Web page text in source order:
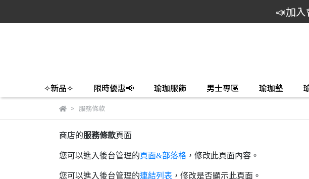
📣加
✧新品✧ 限時優惠📢 瑜珈服飾 男士專區 瑜珈墊
服務條款
商店的服務條款頁面
您可以進入後台管理的頁面&部落格 ，修改此頁面內容。
您可以進入後台管理的連結列表 ，修改是否顯示此頁面。